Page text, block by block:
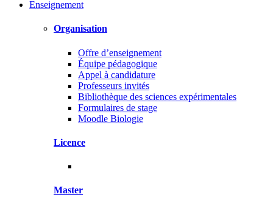
Enseignement
Organisation
Offre d’enseignement
Équipe pédagogique
Appel à candidature
Professeurs invités
Bibliothèque des sciences expérimentales
Formulaires de stage
Moodle Biologie
Licence
Master